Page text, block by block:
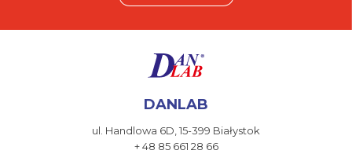
DANLAB
ul. Handlowa 6D, 15-399 Białystok
+ 48 85 661 28 66